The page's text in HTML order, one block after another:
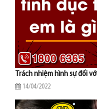
Trách nhiệm hình sự đối
14/04/2022